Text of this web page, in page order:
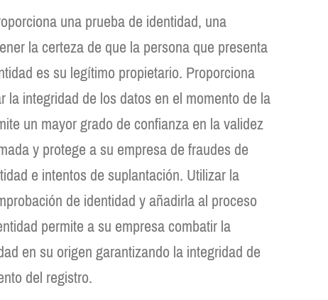
una prueba de identidad, una
la certeza de que la persona que presenta
es su legítimo propietario. Proporciona
la integridad de los datos en el momento de la
un mayor grado de confianza en la validez
y protege a su empresa de fraudes de
e intentos de suplantación. Utilizar la
de identidad y añadirla al proceso
permite a su empresa combatir la
en su origen garantizando la integridad de
del registro.